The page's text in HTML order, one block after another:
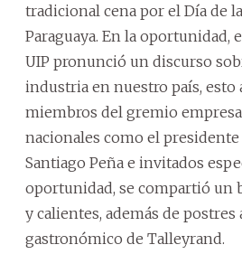
tradicional cena por el Día de
Paraguaya. En la oportunidad,
UIP pronunció un discurso
industria en nuestro país, esto
miembros del gremio
nacionales como el presidente
Santiago Peña e invitados
oportunidad, se compartió un
y calientes, además de
gastronómico de Talleyrand.